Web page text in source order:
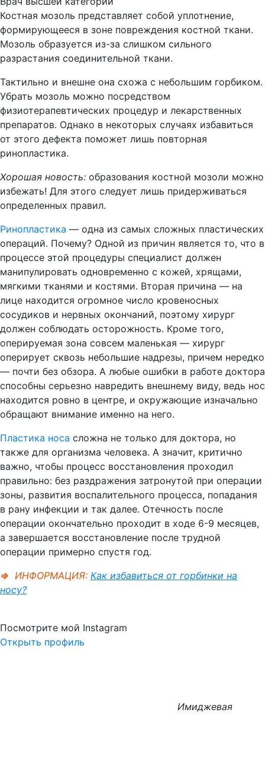
Костная мозоль представляет собой уплотнение,
формирующееся в зоне повреждения костной ткани.
Мозоль образуется из-за слишком сильного
разрастания соединительной ткани.
Тактильно и внешне она схожа с небольшим горбиком.
Убрать мозоль можно посредством
физиотерапевтических процедур и лекарственных
препаратов. Однако в некоторых случаях избавиться
от этого дефекта поможет лишь повторная
ринопластика.
Хорошая новость: образования костной мозоли можно
избежать! Для этого следует лишь придерживаться
определенных правил.
Ринопластика — одна из самых сложных пластических
операций. Почему? Одной из причин является то, что в
процессе этой процедуры специалист должен
манипулировать одновременно с кожей, хрящами,
мягкими тканями и костями. Вторая причина — на
лице находится огромное число кровеносных
сосудиков и нервных окончаний, поэтому хирург
должен соблюдать осторожность. Кроме того,
оперируемая зона совсем маленькая — хирург
оперирует сквозь небольшие надрезы, причем нередко
— почти без обзора. А любые ошибки в работе доктора
способны серьезно навредить внешнему виду, ведь нос
находится ровно в центре, и окружающие изначально
обращают внимание именно на него.
Пластика носа сложна не только для доктора, но
также для организма человека. А значит, критично
важно, чтобы процесс восстановления проходил
правильно: без раздражения затронутой при операции
зоны, развития воспалительного процесса, попадания
в рану инфекции и так далее. Отечность после
операции окончательно проходит в ходе 6-9 месяцев,
а завершается восстановление после трудной
операции примерно спустя год.
⇒ ИНФОРМАЦИЯ: Как избавиться от горбинки на
носу?
Посмотрите мой Instagram
Открыть профиль
Имиджевая